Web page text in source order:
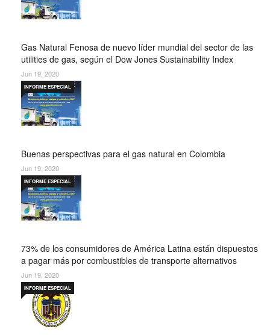
Gas Natural Fenosa de nuevo líder mundial del sector de las
utilities de gas, según el Dow Jones Sustainability Index
Jun 19, 2020
Buenas perspectivas para el gas natural en Colombia
INFORME ESPECIAL
Jun 19, 2020
73% de los consumidores de América Latina están dispuestos
a pagar más por combustibles de transporte alternativos
INFORME ESPECIAL
Jun 19, 2020
INFORME ESPECIAL